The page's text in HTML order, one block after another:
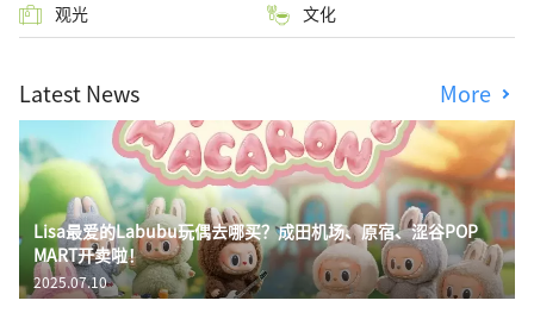
观光 文化
Latest News More
Lisa最爱的Labubu玩偶去哪买？成田机场、原宿、涩谷POP
MART开卖啦！
2025.07.10